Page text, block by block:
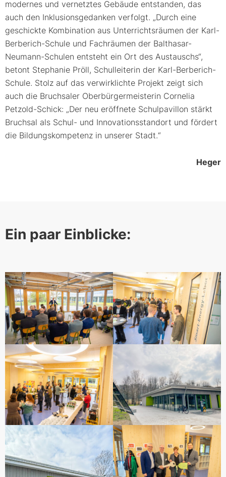
modernes und vernetztes Gebäude entstanden, das
auch den Inklusionsgedanken verfolgt. „Durch eine
geschickte Kombination aus Unterrichtsräumen der Karl-
Berberich-Schule und Fachräumen der Balthasar-
Neumann-Schulen entsteht ein Ort des Austauschs“,
betont Stephanie Pröll, Schulleiterin der Karl-Berberich-
Schule. Stolz auf das verwirklichte Projekt zeigt sich
auch die Bruchsaler Oberbürgermeisterin Cornelia
Petzold-Schick: „Der neu eröffnete Schulpavillon stärkt
Bruchsal als Schul- und Innovationsstandort und fördert
die Bildungskompetenz in unserer Stadt.“
Heger
Ein paar Einblicke: